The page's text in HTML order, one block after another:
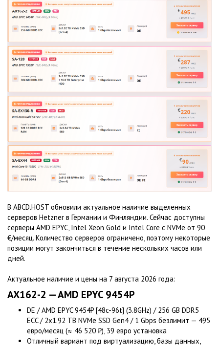
В ABCD.HOST обновили актуальное наличие выделенных
серверов Hetzner в Германии и Финляндии. Сейчас доступны
серверы AMD EPYC, Intel Xeon Gold и Intel Core с NVMe от 90
€/месяц. Количество серверов ограничено, поэтому некоторые
позиции могут закончиться в течение нескольких часов или
дней.
Актуальное наличие и цены на 7 августа 2026 года:
AX162-2 — AMD EPYC 9454P
DE / AMD EPYC 9454P [48c-96t] (3.8GHz) / 256 GB DDR5
ECC / 2x1.92 TB NVMe SSD Gen4 / 1 Gbps безлимит — 495
евро/месяц (≈ 46 520 ₽), 39 евро установка
Отличный вариант под виртуализацию, базы данных,